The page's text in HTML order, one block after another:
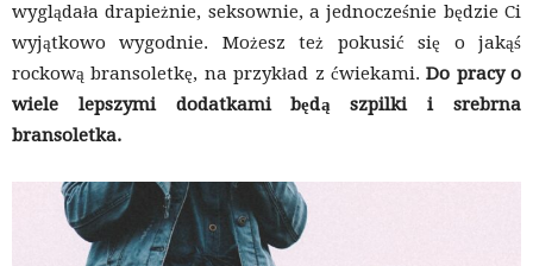
wyglądała drapieżnie, seksownie, a jednocześnie będzie Ci
wyjątkowo wygodnie. Możesz też pokusić się o jakąś
rockową bransoletkę, na przykład z ćwiekami.Do pracy o
wiele lepszymi dodatkami będą szpilki i srebrna
bransoletka.